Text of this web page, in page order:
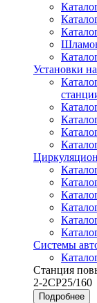
Установки
Системы
Станция
2-2CP25/160
Подробнее